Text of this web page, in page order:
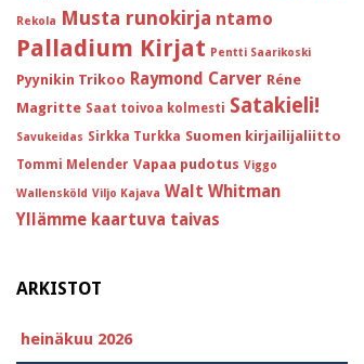
Rekola Musta runokirja ntamo
Palladium Kirjat Pentti Saarikoski
Pyynikin Trikoo Raymond Carver Réne
Magritte Saat toivoa kolmesti Satakieli!
Savukeidas Sirkka Turkka Suomen kirjailijaliitto
Tommi Melender Vapaa pudotus Viggo
Wallensköld Viljo Kajava Walt Whitman
Yllämme kaartuva taivas
ARKISTOT
heinäkuu 2026